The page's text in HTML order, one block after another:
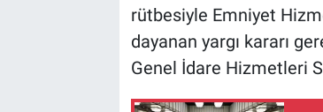
rütbesiyle Emniyet
dayanan yargı kararı
Genel İdare Hizmetleri